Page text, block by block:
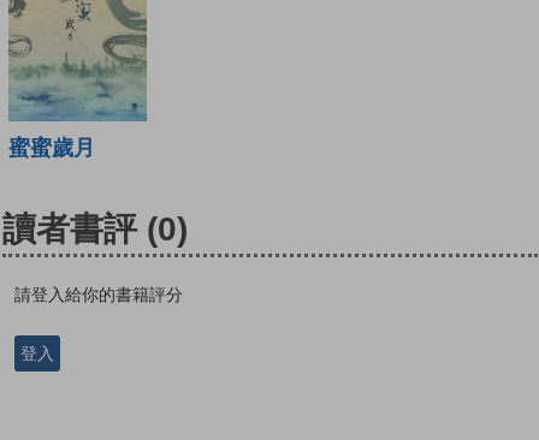
蜜蜜歲月
讀者書評 (0)
請登入給你的書籍評分
登入